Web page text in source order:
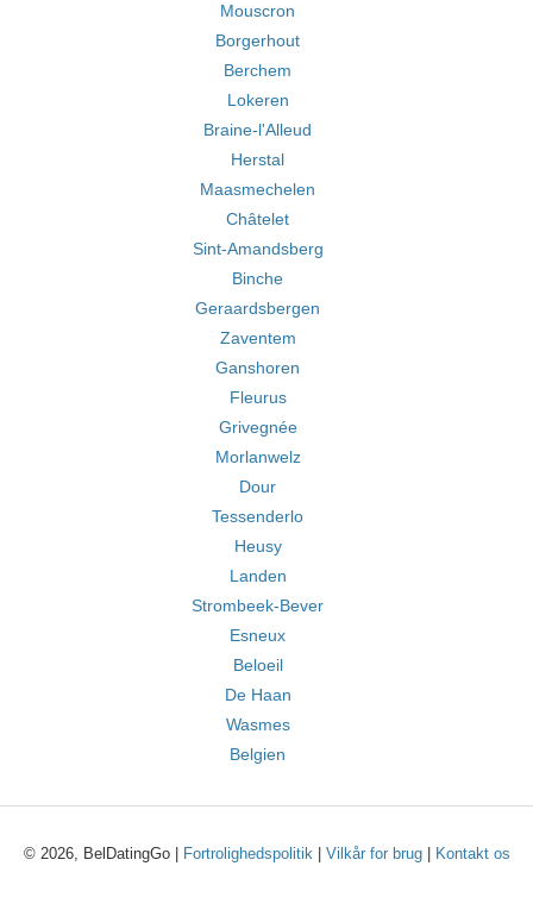
Mouscron
Borgerhout
Berchem
Lokeren
Braine-l'Alleud
Herstal
Maasmechelen
Châtelet
Sint-Amandsberg
Binche
Geraardsbergen
Zaventem
Ganshoren
Fleurus
Grivegnée
Morlanwelz
Dour
Tessenderlo
Heusy
Landen
Strombeek-Bever
Esneux
Beloeil
De Haan
Wasmes
Belgien
© 2026, BelDatingGo | Fortrolighedspolitik| Vilkår for brug| Kontakt os